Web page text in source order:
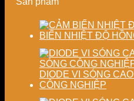
định
lượng
sấy
nghiệp
BIẾN NHIỆT ĐỘ
DIODE VI SÓNG
CÔNG NGHIỆP